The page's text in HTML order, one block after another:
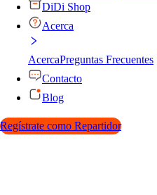
DiDi Shop
Acerca
AcercaPreguntas Frecuentes
Contacto
Blog
Regístrate como Repartidor